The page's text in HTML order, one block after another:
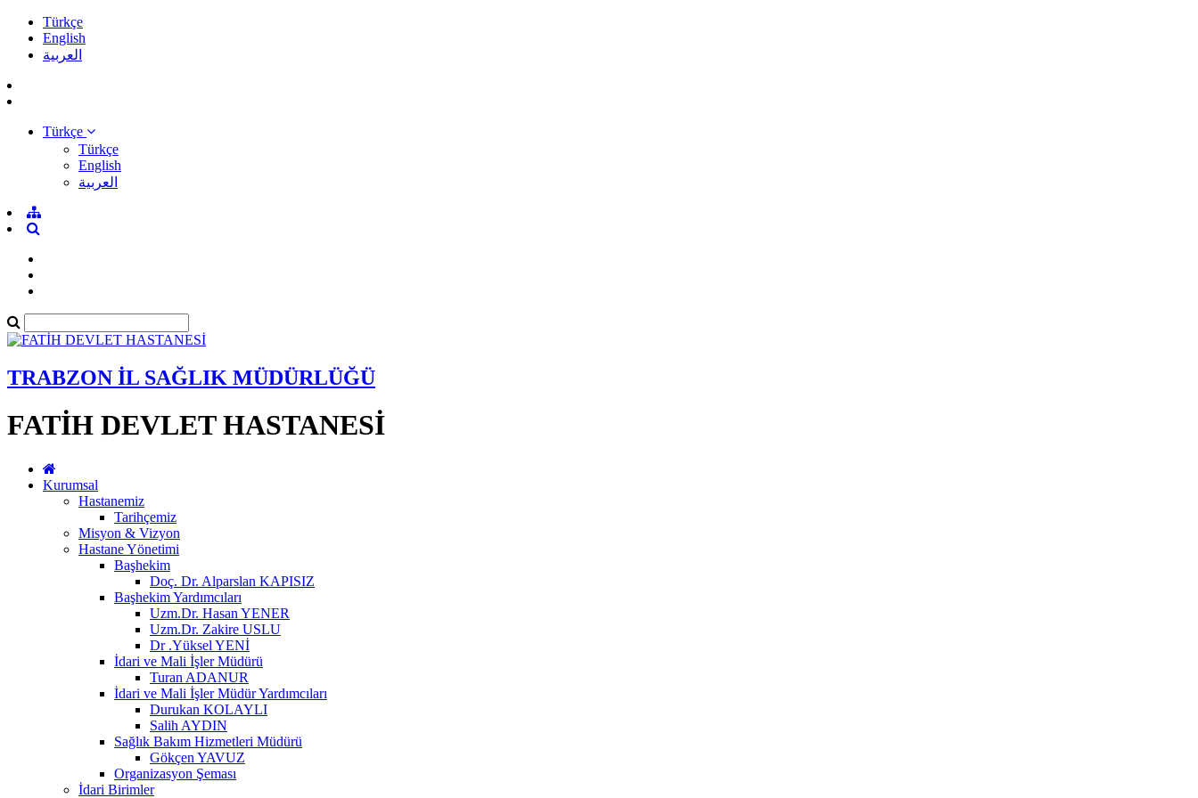
Türkçe
English
العربية
Türkçe
Türkçe
English
العربية
TRABZON İL SAĞLIK MÜDÜRLÜĞÜ
FATİH DEVLET HASTANESİ
Kurumsal
Hastanemiz
Tarihçemiz
Misyon & Vizyon
Hastane Yönetimi
Başhekim
Doç. Dr. Alparslan KAPISIZ
Başhekim Yardımcıları
Uzm.Dr. Hasan YENER
Uzm.Dr. Zakire USLU
Dr .Yüksel YENİ
İdari ve Mali İşler Müdürü
Turan ADANUR
İdari ve Mali İşler Müdür Yardımcıları
Durukan KOLAYLI
Salih AYDIN
Sağlık Bakım Hizmetleri Müdürü
Gökçen YAVUZ
Organizasyon Şeması
İdari Birimler